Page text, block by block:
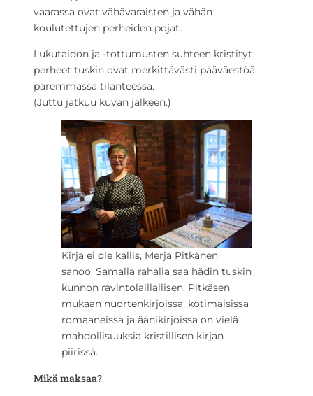
vaarassa ovat vähävaraisten ja vähän
koulutettujen perheiden pojat.
Lukutaidon ja -tottumusten suhteen kristityt
perheet tuskin ovat merkittävästi pääväestöä
paremmassa tilanteessa.
(Juttu jatkuu kuvan jälkeen.)
Kirja ei ole kallis, Merja Pitkänen
sanoo. Samalla rahalla saa hädin tuskin
kunnon ravintolaillallisen. Pitkäsen
mukaan nuortenkirjoissa, kotimaisissa
romaaneissa ja äänikirjoissa on vielä
mahdollisuuksia kristillisen kirjan
piirissä.
Mikä maksaa?